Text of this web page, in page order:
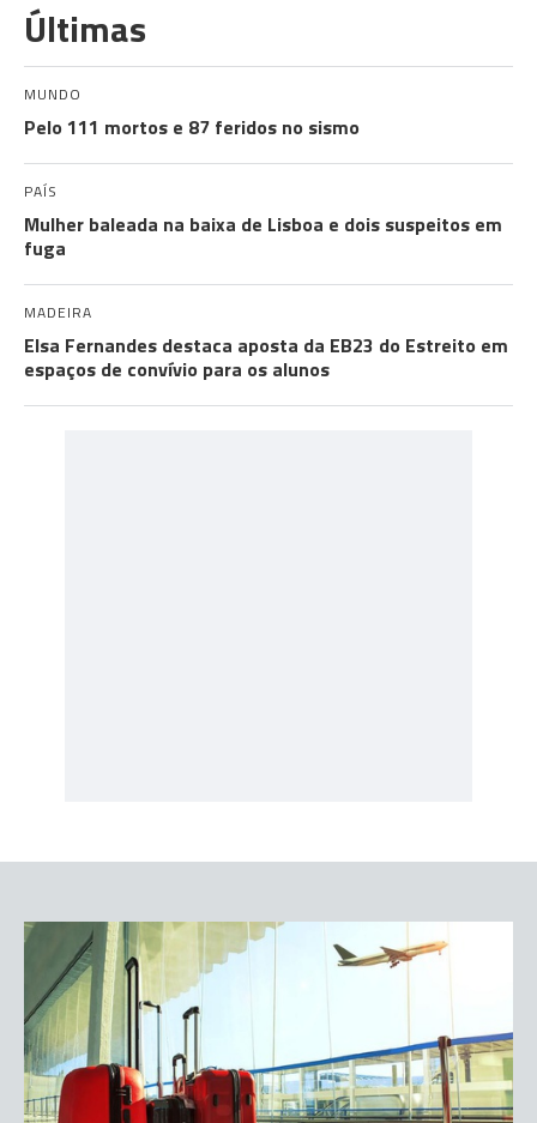
Últimas
MUNDO
Pelo 111 mortos e 87 feridos no sismo
PAÍS
Mulher baleada na baixa de Lisboa e dois suspeitos em
fuga
MADEIRA
Elsa Fernandes destaca aposta da EB23 do Estreito em
espaços de convívio para os alunos